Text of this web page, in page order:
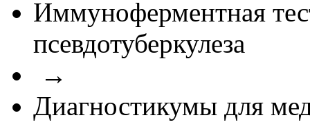
Иммуноферментная
псевдотуберкулеза
→
Диагностикумы для